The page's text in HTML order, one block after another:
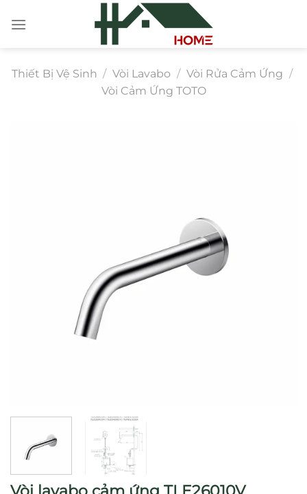
đến
Thiết Bị Vệ Sinh / Vòi Lavabo / Vòi Rửa Cảm Ứng /
Vòi Cảm Ứng TOTO